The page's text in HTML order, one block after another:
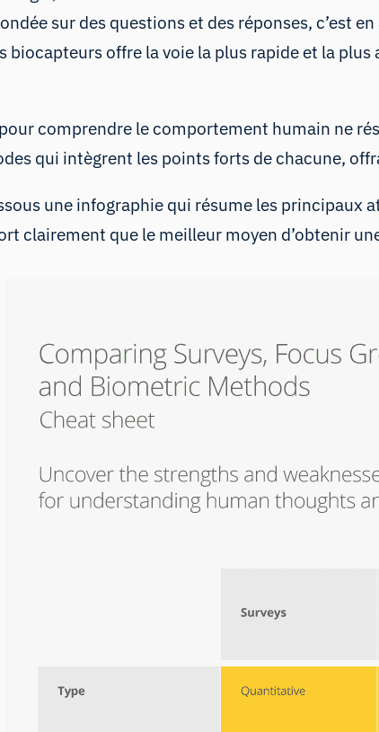
sur des questions et des réponses, c’est
biocapteurs offre la voie la plus rapide et la
comprendre le comportement humain ne
qui intègrent les points forts de chacune,
une infographie qui résume les principaux
clairement que le meilleur moyen d’obtenir